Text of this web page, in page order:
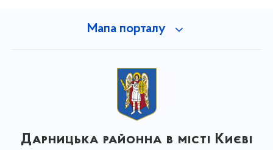
Мапа порталу
Дарницька районна в місті Києві